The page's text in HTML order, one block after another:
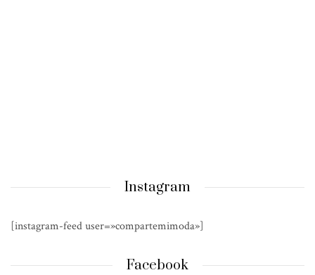
Instagram
[instagram-feed user=»compartemimoda»]
Facebook